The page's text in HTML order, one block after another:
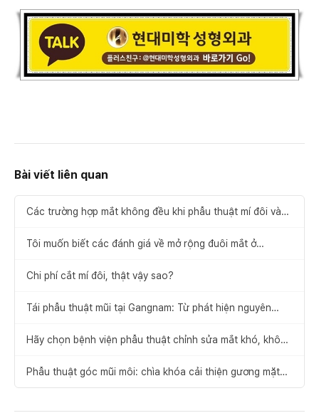
Bài viết liên quan
Các trường hợp mắt không đều khi phẫu thuật mí đôi và
Tôi muốn biết các đánh giá về mở rộng đuôi mắt ở
Chi phí cắt mí đôi, thật vậy sao?
Tái phẫu thuật mũi tại Gangnam: Từ phát hiện nguyên
Hãy chọn bệnh viện phẫu thuật chỉnh sửa mắt khó, không
Phẫu thuật góc mũi môi: chìa khóa cải thiện gương mặt
cân đối